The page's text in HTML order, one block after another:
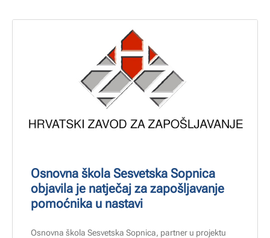
Osnovna škola Sesvetska Sopnica
objavila je natječaj za zapošljavanje
pomoćnika u nastavi
Osnovna škola Sesvetska Sopnica, partner u projektu